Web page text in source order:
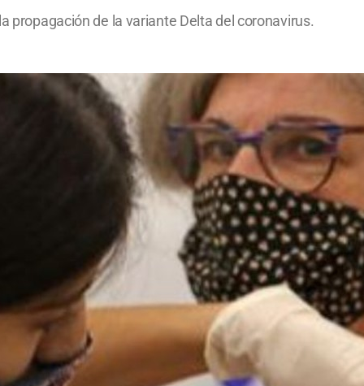
propagación de la variante Delta del coronavirus.